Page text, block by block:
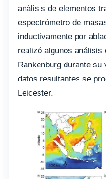
análisis de elementos
espectrómetro de
inductivamente por
realizó algunos análisis
Rankenburg durante
datos resultantes se
Leicester.